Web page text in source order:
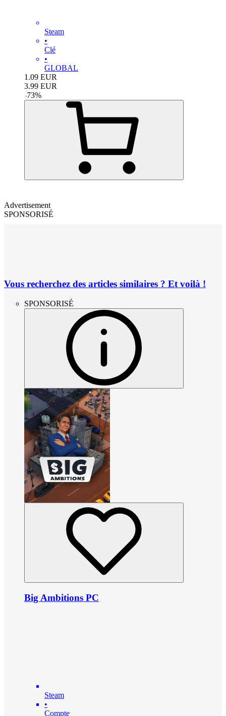
Steam
•
Clé
•
GLOBAL
1.09 EUR
3.99 EUR
-73%
Advertisement
SPONSORISÉ
Vous recherchez des articles similaires ? Et voilà !
SPONSORISÉ
Big Ambitions PC
Steam
•
Compte